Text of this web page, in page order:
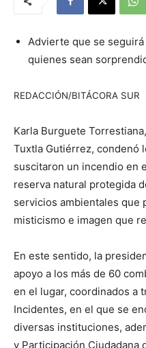
Advierte que se
quienes sean
REDACCIÓN/BITÁCORA SUR
Karla Burguete
Tuxtla Gutiérrez, condenó
suscitaron un incendio en
reserva natural protegida
servicios ambientales que
misticismo e imagen que
En este sentido, la
apoyo a los más de 60
en el lugar, coordinados a
Incidentes, en el que se
diversas instituciones,
y Participación Ciudadana